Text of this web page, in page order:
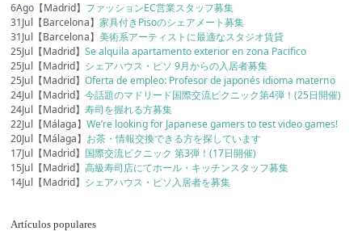
6Ago【Madrid】 ファッションEC営業スタッフ募集
31Jul【Barcelona】家具付きPisoのシェアメート募集
31Jul【Barcelona】美術系アーティストに最適なスタジオ賃貸
25Jul【Madrid】Se alquila apartamento exterior en zona Pacifico
25Jul【Madrid】 シェアハウス・ピソ 9月からの入居者募集
25Jul【Madrid】Oferta de empleo: Profesor de japonés idioma materno
24Jul【Madrid】今話題のマドリード国際交流ピクニック第4弾！(25日開催)
24Jul【Madrid】寿司を握れる方募集
22Jul【Málaga】We’re looking for Japanese gamers to test video games!
20Jul【Málaga】 お茶・情報交換できる方を探しています
17Jul【Madrid】 国際交流ピクニック 第3弾！(17日開催)
15Jul【Madrid】高級寿司店にてホール・キッチンスタッフ募集
14Jul【Madrid】 シェアハウス・ピソ入居者を募集
Artículos populares